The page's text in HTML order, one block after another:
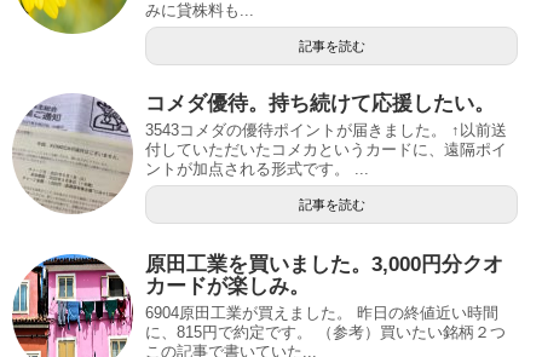
みに貸株料も...
記事を読む
コメダ優待。持ち続けて応援したい。
3543コメダの優待ポイントが届きました。 ↑以前送
付していただいたコメカというカードに、遠隔ポイ
ントが加点される形式です。 ...
記事を読む
原田工業を買いました。3,000円分クオ
カードが楽しみ。
6904原田工業が買えました。 昨日の終値近い時間
に、815円で約定です。 （参考）買いたい銘柄２つ
この記事で書いていた...